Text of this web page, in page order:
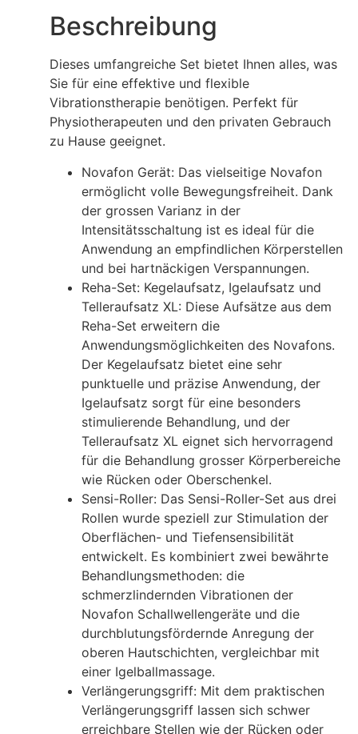
Beschreibung
Dieses umfangreiche Set bietet Ihnen alles, was
Sie für eine effektive und flexible
Vibrationstherapie benötigen. Perfekt für
Physiotherapeuten und den privaten Gebrauch
zu Hause geeignet.
Novafon Gerät: Das vielseitige Novafon
ermöglicht volle Bewegungsfreiheit. Dank
der grossen Varianz in der
Intensitätsschaltung ist es ideal für die
Anwendung an empfindlichen Körperstellen
und bei hartnäckigen Verspannungen.
Reha-Set: Kegelaufsatz, Igelaufsatz und
Telleraufsatz XL: Diese Aufsätze aus dem
Reha-Set erweitern die
Anwendungsmöglichkeiten des Novafons.
Der Kegelaufsatz bietet eine sehr
punktuelle und präzise Anwendung, der
Igelaufsatz sorgt für eine besonders
stimulierende Behandlung, und der
Telleraufsatz XL eignet sich hervorragend
für die Behandlung grosser Körperbereiche
wie Rücken oder Oberschenkel.
Sensi-Roller: Das Sensi-Roller-Set aus drei
Rollen wurde speziell zur Stimulation der
Oberflächen- und Tiefensensibilität
entwickelt. Es kombiniert zwei bewährte
Behandlungsmethoden: die
schmerzlindernden Vibrationen der
Novafon Schallwellengeräte und die
durchblutungsfördernde Anregung der
oberen Hautschichten, vergleichbar mit
einer Igelballmassage.
Verlängerungsgriff: Mit dem praktischen
Verlängerungsgriff lassen sich schwer
erreichbare Stellen wie der Rücken oder